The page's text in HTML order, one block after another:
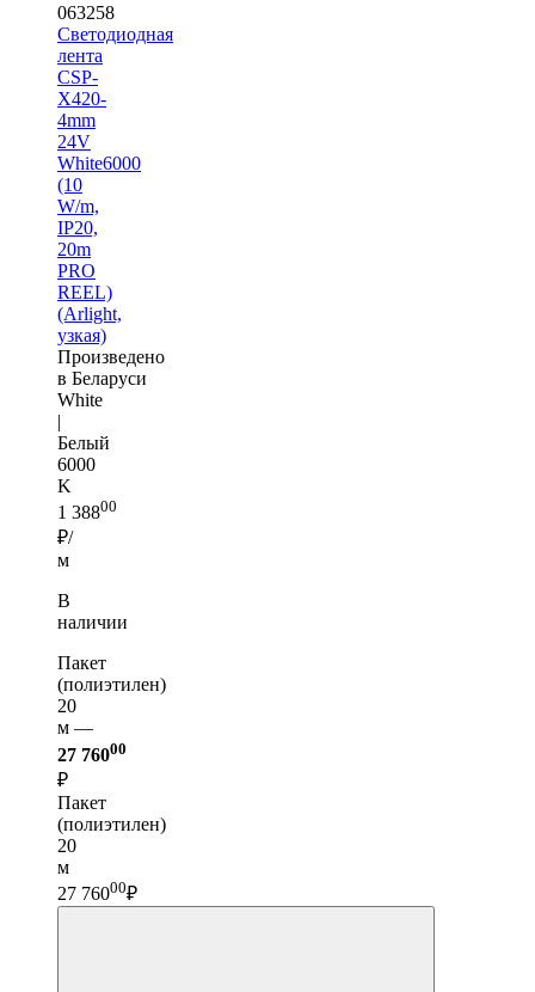
063258
Светодиодная
лента
CSP-
X420-
4mm
24V
White6000
(10
W/m,
IP20,
20m
PRO
REEL)
(Arlight,
узкая)
Произведено
в Беларуси
White
|
Белый
6000
K
1 38800
₽/
м
В
наличии
Пакет
(полиэтилен)
20
м —
27 76000
₽
Пакет
(полиэтилен)
20
м
27 76000₽